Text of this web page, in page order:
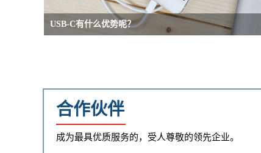
合作伙伴
成为最具优质服务的，受人尊敬的领先企业。